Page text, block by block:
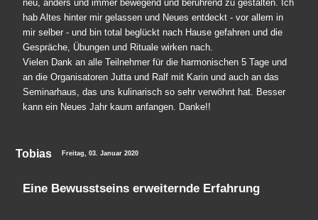
neu, anders und immer bewegend und berührend zu gestalten. Ich
hab Altes hinter mir gelassen und Neues entdeckt - vor allem in
mir selber - und bin total beglückt nach Hause gefahren und die
Gespräche, Übungen und Rituale wirken nach.
Vielen Dank an alle Teilnehmer für die harmonischen 5 Tage und
an die Organisatoren Jutta und Ralf mit Karin und auch an das
Seminarhaus, das uns kulinarisch so sehr verwöhnt hat. Besser
kann ein Neues Jahr kaum anfangen. Danke!!
Tobias Freitag, 03. Januar 2020
Eine Bewusstseins erweiternde Erfahrung